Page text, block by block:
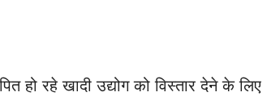
हो रहे खादी उद्योग को विस्तार देने के लिए